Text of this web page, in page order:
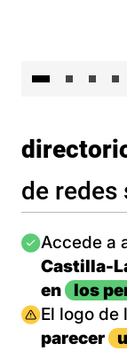
de redes
Imagen
Accede a
Castilla-
en
los
Imagen
El logo de
parecer